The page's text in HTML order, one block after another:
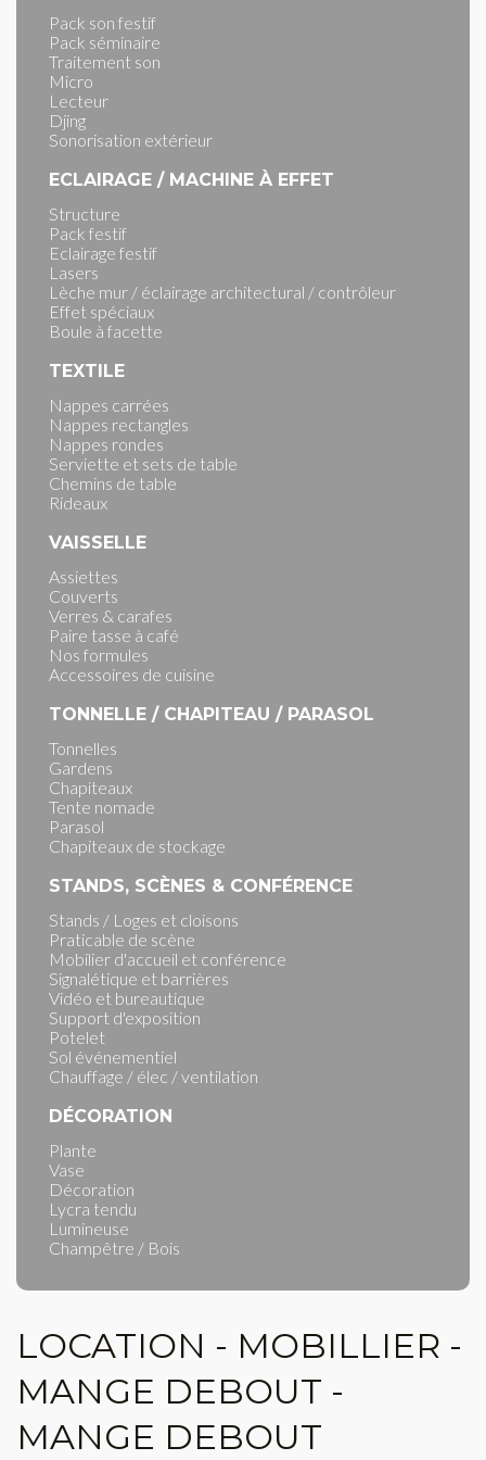
Pack son festif
Pack séminaire
Traitement son
Micro
Lecteur
Djing
Sonorisation extérieur
ECLAIRAGE / MACHINE À EFFET
Structure
Pack festif
Eclairage festif
Lasers
Lèche mur / éclairage architectural / contrôleur
Effet spéciaux
Boule à facette
TEXTILE
Nappes carrées
Nappes rectangles
Nappes rondes
Serviette et sets de table
Chemins de table
Rideaux
VAISSELLE
Assiettes
Couverts
Verres & carafes
Paire tasse à café
Nos formules
Accessoires de cuisine
TONNELLE / CHAPITEAU / PARASOL
Tonnelles
Gardens
Chapiteaux
Tente nomade
Parasol
Chapiteaux de stockage
STANDS, SCÈNES & CONFÉRENCE
Stands / Loges et cloisons
Praticable de scène
Mobilier d'accueil et conférence
Signalétique et barrières
Vidéo et bureautique
Support d'exposition
Potelet
Sol événementiel
Chauffage / élec / ventilation
DÉCORATION
Plante
Vase
Décoration
Lycra tendu
Lumineuse
Champêtre / Bois
LOCATION - MOBILLIER -
MANGE DEBOUT -
MANGE DEBOUT